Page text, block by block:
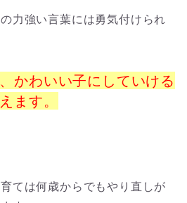
力強い言葉には勇気付けられ
かわいい子にしていける
ます。
ては何歳からでもやり直しが